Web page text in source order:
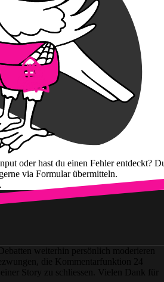
oder hast du einen Fehler entdeckt?
via Formular übermitteln.
weiterhin persönlich moderieren
die Kommentarfunktion 24
Story zu schliessen. Vielen Dank für